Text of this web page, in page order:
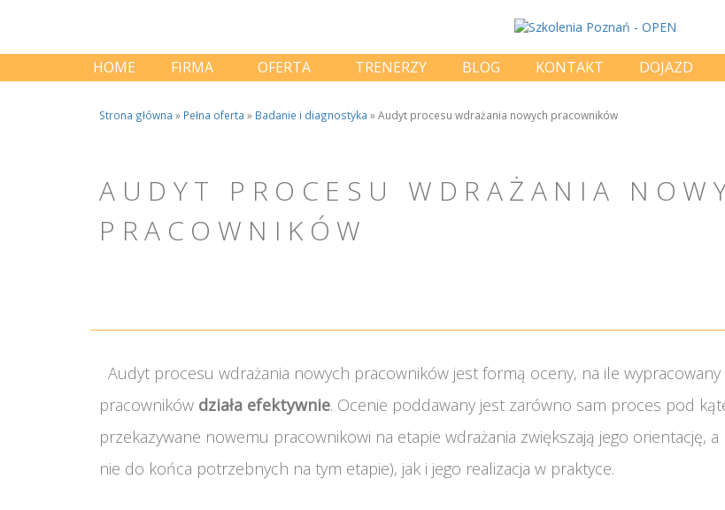
HOME FIRMA OFERTA TRENERZY BLOG KONTAKT DOJAZD
Strona główna » Pełna oferta » Badanie i diagnostyka »Audyt procesu wdrażania nowych pracowników
AUDYT PROCESU WDRAŻANIA
PRACOWNIKÓW
Audyt procesu wdrażania nowych pracowników jest formą oceny, na ile
pracowników działa efektywnie. Ocenie poddawany jest zarówno sam proces pod
przekazywane nowemu pracownikowi na etapie wdrażania zwiększają jego orientację,
nie do końca potrzebnych na tym etapie), jak i jego realizacja w praktyce.